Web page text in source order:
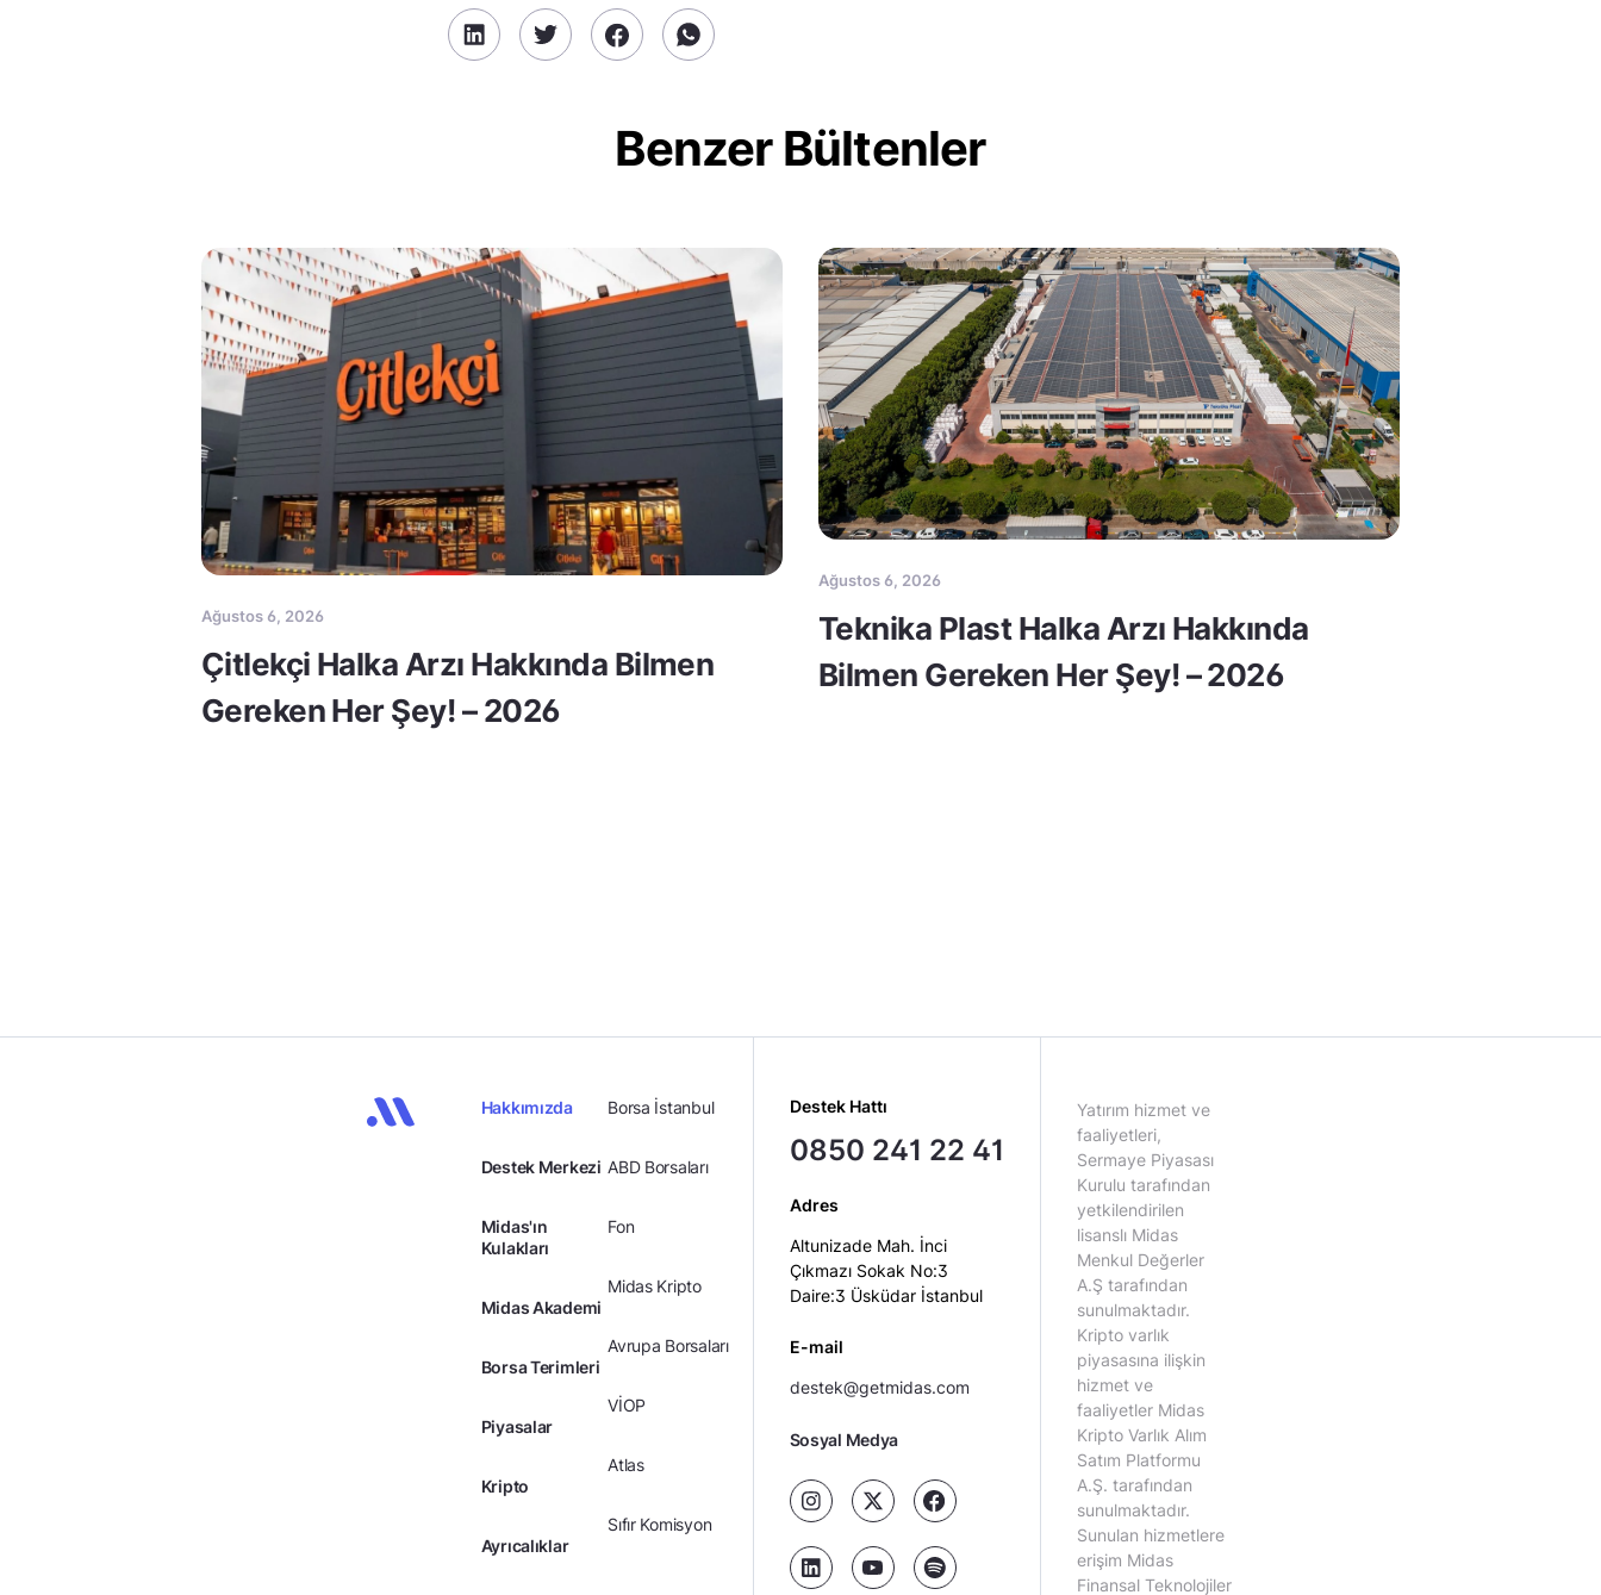
Benzer Bültenler
Ağustos 6, 2026
Çitlekçi Halka Arzı Hakkında Bilmen
Gereken Her Şey! – 2026
Ağustos 6, 2026
Teknika Plast Halka Arzı Hakkında
Bilmen Gereken Her Şey! – 2026
Hakkımızda
Destek Merkezi
Midas'ın
Kulakları
Midas Akademi
Borsa Terimleri
Piyasalar
Kripto
Ayrıcalıklar
Borsa İstanbul
ABD Borsaları
Fon
Midas Kripto
Avrupa Borsaları
VİOP
Atlas
Sıfır Komisyon
Destek Hattı
0850 241 22 41
Adres
Altunizade Mah. İnci
Çıkmazı Sokak No:3
Daire:3 Üsküdar İstanbul
E-mail
destek@getmidas.com
Sosyal Medya
Yatırım hizmet ve
faaliyetleri,
Sermaye Piyasası
Kurulu tarafından
yetkilendirilen
lisanslı Midas
Menkul Değerler
A.Ş tarafından
sunulmaktadır.
Kripto varlık
piyasasına ilişkin
hizmet ve
faaliyetler Midas
Kripto Varlık Alım
Satım Platformu
A.Ş. tarafından
sunulmaktadır.
Sunulan hizmetlere
erişim Midas
Finansal Teknolojiler